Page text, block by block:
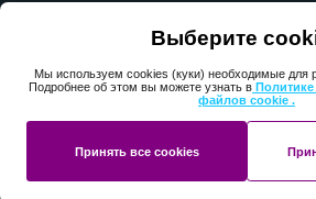
Выберите
Мы используем cookies (куки) необходимые для
Подробнее об этом вы можете узнать в
файлов cookie .
Принять все cookies
Политика обработки персональных